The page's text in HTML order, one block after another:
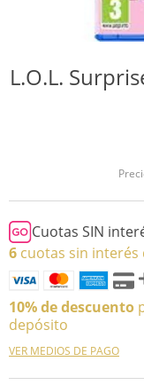
L.O.L.
Cuotas SIN
6 cuotas sin interés
10% de descuento
depósito
VER MEDIOS DE PAGO